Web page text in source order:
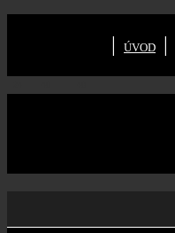
| ÚVOD |